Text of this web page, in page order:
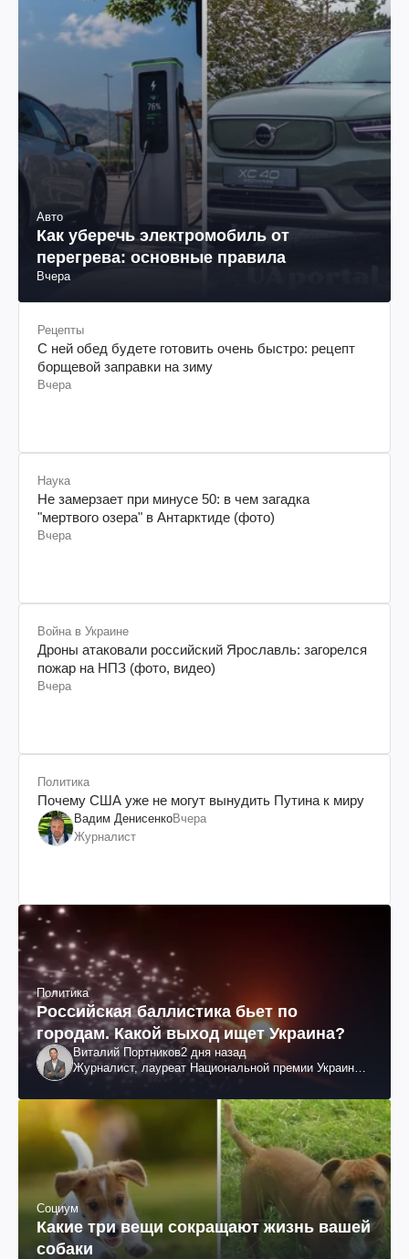
Авто
Как уберечь электромобиль от
перегрева: основные правила
Вчера
Рецепты
С ней обед будете готовить очень быстро: рецепт
борщевой заправки на зиму
Вчера
Наука
Не замерзает при минусе 50: в чем загадка
"мертвого озера" в Антарктиде (фото)
Вчера
Война в Украине
Дроны атаковали российский Ярославль: загорелся
пожар на НПЗ (фото, видео)
Вчера
Политика
Почему США уже не могут вынудить Путина к миру
Вадим ДенисенкоВчера
Журналист
Политика
Российская баллистика бьет по
городам. Какой выход ищет Украина?
Виталий Портников2 дня назад
Журналист, лауреат Национальной премии Украины
Социум
Какие три вещи сокращают жизнь вашей
собаки